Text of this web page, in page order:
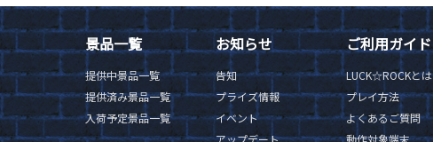
景品一覧
提供中景品一覧
提供済み景品一覧
入荷予定景品一覧
お知らせ
告知
プライズ情報
イベント
アップデート
ご利用ガイド
LUCK☆ROCKとは
プレイ方法
よくあるご質問
動作対象端末